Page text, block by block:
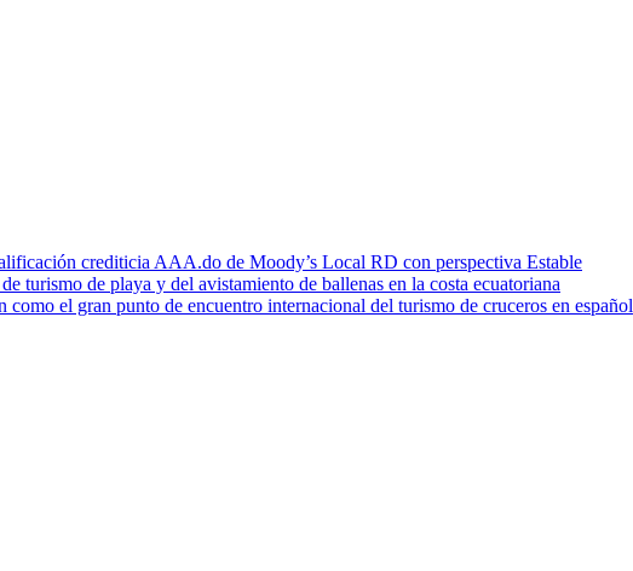
crediticia AAA.do de Moody’s Local RD con perspectiva Estable
turismo de playa y del avistamiento de ballenas en la costa ecuatoriana
el gran punto de encuentro internacional del turismo de cruceros en español